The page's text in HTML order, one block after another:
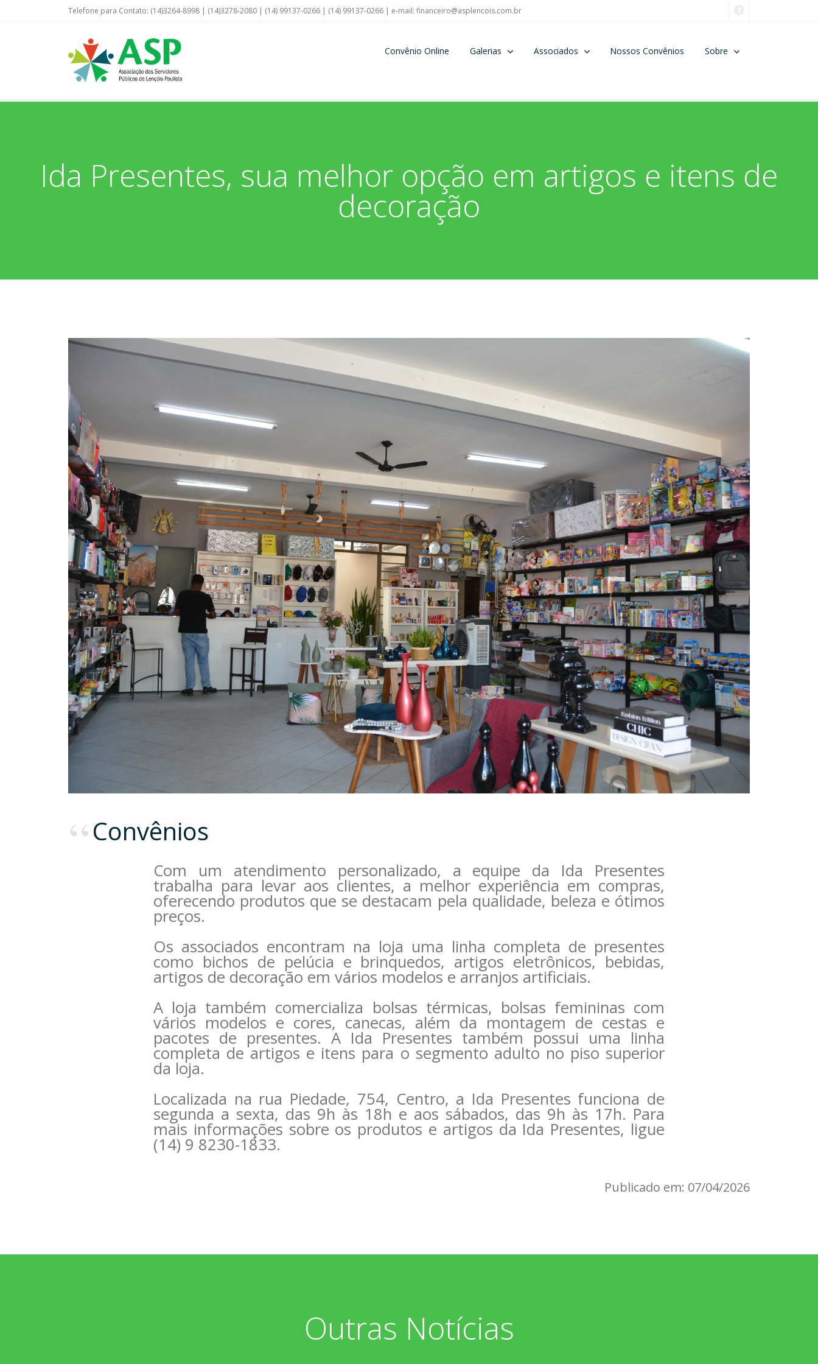
Telefone para Contato: (14)3264-8998 | (14)3278-2080 | (14) 99137-0266 | (14) 99137-0266 | e-mail: financeiro@asplencois.com.br
Convênio Online Galerias Associados Nossos Convênios Sobre
Ida Presentes, sua melhor opção em artigos e itens de
decoração
Convênios
Com um atendimento personalizado, a equipe da Ida Presentes
trabalha para levar aos clientes, a melhor experiência em compras,
oferecendo produtos que se destacam pela qualidade, beleza e ótimos
preços.
Os associados encontram na loja uma linha completa de presentes
como bichos de pelúcia e brinquedos, artigos eletrônicos, bebidas,
artigos de decoração em vários modelos e arranjos artificiais.
A loja também comercializa bolsas térmicas, bolsas femininas com
vários modelos e cores, canecas, além da montagem de cestas e
pacotes de presentes. A Ida Presentes também possui uma linha
completa de artigos e itens para o segmento adulto no piso superior
da loja.
Localizada na rua Piedade, 754, Centro, a Ida Presentes funciona de
segunda a sexta, das 9h às 18h e aos sábados, das 9h às 17h. Para
mais informações sobre os produtos e artigos da Ida Presentes, ligue
(14) 9 8230-1833.
Publicado em: 07/04/2026
Outras Notícias